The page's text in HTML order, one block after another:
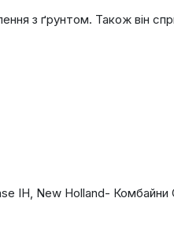
з ґрунтом. Також він
IH, New Holland-